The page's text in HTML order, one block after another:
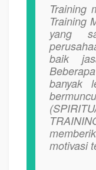
Training
Training
yang
baik
banyak
motivasi